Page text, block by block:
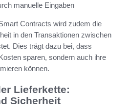
manuelle Eingaben
Contracts wird zudem die
in den Transaktionen zwischen
Dies trägt dazu bei, dass
sparen, sondern auch ihre
können.
Lieferkette:
Sicherheit